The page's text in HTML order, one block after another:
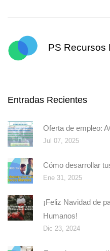
PS Recursos
Entradas Recientes
Oferta de empleo:
Jul 07, 2025
Cómo desarrollar
Ene 31, 2025
¡Feliz Navidad de
Humanos!
Dic 23, 2024